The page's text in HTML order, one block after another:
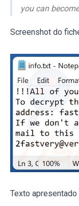
you can
Screenshot do
Texto